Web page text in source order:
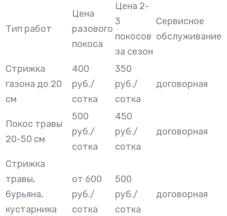
Тип работ
Цена
разового
покоса
Цена 2-
3
покосов
за сезон
Сервисное
обслуживание
Стрижка
газона до 20
см
400
руб./
сотка
350
руб./
сотка
договорная
Покос травы
20-50 см
500
руб./
сотка
450
руб./
сотка
договорная
Стрижка
травы,
бурьяна,
кустарника
от 600
руб./
сотка
500
руб./
сотка
договорная